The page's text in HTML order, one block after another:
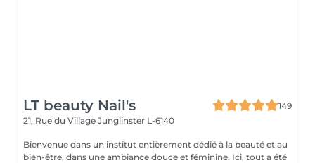
LT beauty Nail's
149
21, Rue du Village Junglinster L-6140
Bienvenue dans un institut entièrement dédié à la beauté et au
bien-être, dans une ambiance douce et féminine. Ici, tout a été